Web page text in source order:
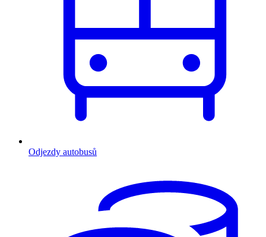
Odjezdy autobusů